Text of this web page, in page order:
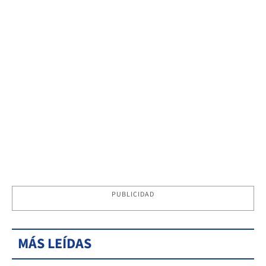
PUBLICIDAD
MÁS LEÍDAS